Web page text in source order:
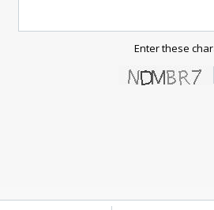
Enter these